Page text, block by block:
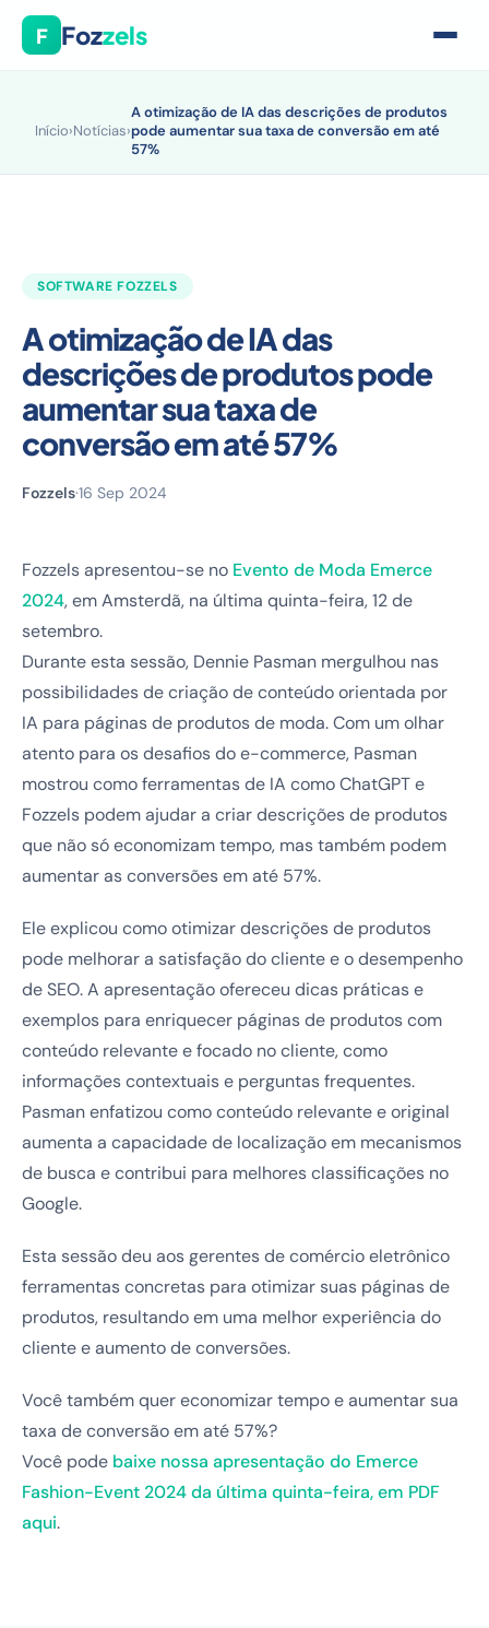
F Fozzels
Início›Notícias›
A otimização de IA das descrições de produtos
pode aumentar sua taxa de conversão em até
57%
SOFTWARE FOZZELS
A otimização de IA das
descrições de produtos pode
aumentar sua taxa de
conversão em até 57%
Fozzels·16 Sep 2024
Fozzels apresentou-se no Evento de Moda Emerce
2024, em Amsterdã, na última quinta-feira, 12 de
setembro.
Durante esta sessão, Dennie Pasman mergulhou nas
possibilidades de criação de conteúdo orientada por
IA para páginas de produtos de moda. Com um olhar
atento para os desafios do e-commerce, Pasman
mostrou como ferramentas de IA como ChatGPT e
Fozzels podem ajudar a criar descrições de produtos
que não só economizam tempo, mas também podem
aumentar as conversões em até 57%.
Ele explicou como otimizar descrições de produtos
pode melhorar a satisfação do cliente e o desempenho
de SEO. A apresentação ofereceu dicas práticas e
exemplos para enriquecer páginas de produtos com
conteúdo relevante e focado no cliente, como
informações contextuais e perguntas frequentes.
Pasman enfatizou como conteúdo relevante e original
aumenta a capacidade de localização em mecanismos
de busca e contribui para melhores classificações no
Google.
Esta sessão deu aos gerentes de comércio eletrônico
ferramentas concretas para otimizar suas páginas de
produtos, resultando em uma melhor experiência do
cliente e aumento de conversões.
Você também quer economizar tempo e aumentar sua
taxa de conversão em até 57%?
Você pode baixe nossa apresentação do Emerce
Fashion-Event 2024 da última quinta-feira, em PDF
aqui.